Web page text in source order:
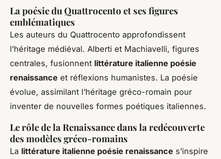
La poésie du Quattrocento et ses figures
emblématiques
Les auteurs du Quattrocento approfondissent
l’héritage médiéval. Alberti et Machiavelli, figures
centrales, fusionnent littérature italienne poésie
renaissance et réflexions humanistes. La poésie
évolue, assimilant l’héritage gréco-romain pour
inventer de nouvelles formes poétiques italiennes.
Le rôle de la Renaissance dans la redécouverte
des modèles gréco-romains
La littérature italienne poésie renaissance s’inspire